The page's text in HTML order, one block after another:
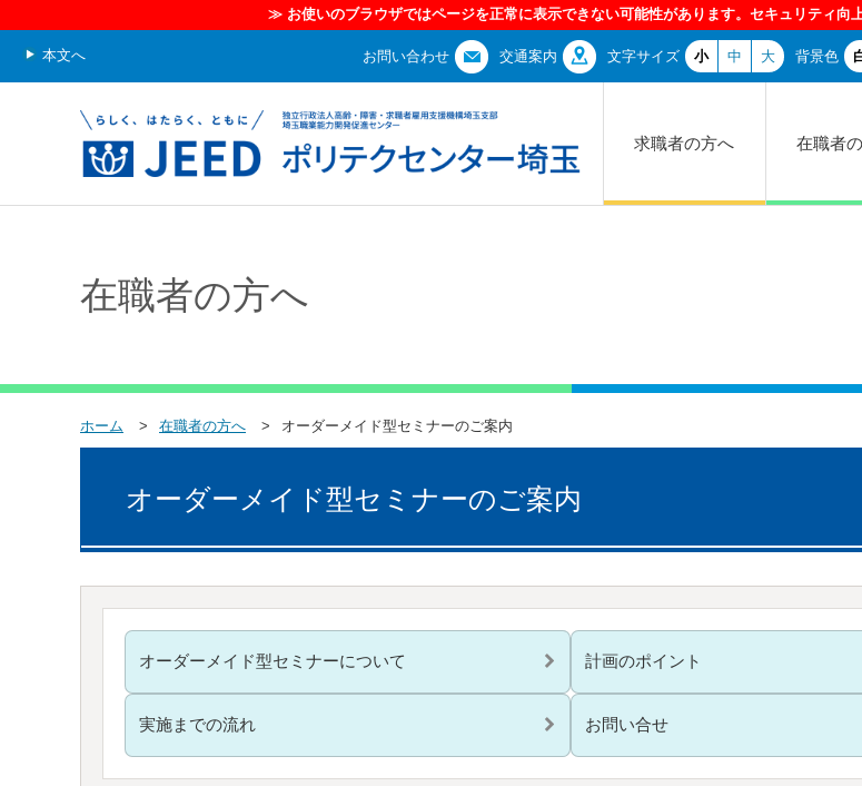
本文へ お問い合わせ 交通案内 文字サイズ 小 中 大 背景色
求職者の方へ 在職者
在職者の方へ
ホーム 在職者の方へ オーダーメイド型セミナーのご案内
オーダーメイド型セミナーのご案内
オーダーメイド型セミナーについて 計画のポイント
実施までの流れ お問い合せ